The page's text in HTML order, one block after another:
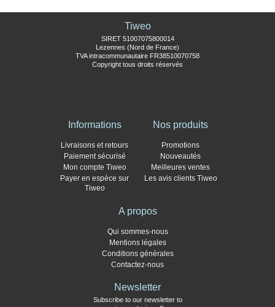
Tiweo
SIRET 51007075800014
Lezennes (Nord de France)
TVA intracommunautaire FR38510070758
Copyright tous droits réservés
Informations
Livraisons et retours
Paiement sécurisé
Mon compte Tiweo
Payer en espèce sur
Tiweo
Nos produits
Promotions
Nouveautés
Meilleures ventes
Les avis clients Tiweo
A propos
Qui sommes-nous
Mentions légales
Conditions générales
Contactez-nous
Newsletter
Subscribe to our newsletter to